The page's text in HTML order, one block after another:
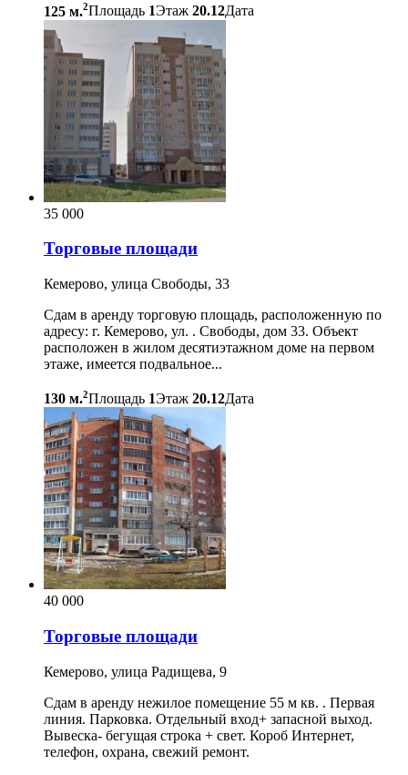
125 м.2Площадь 1Этаж 20.12Дата
35 000
Торговые площади
Кемерово, улица Свободы, 33
Сдам в аренду торговую площадь, расположенную по
адресу: г. Кемерово, ул. . Свободы, дом 33. Объект
расположен в жилом десятиэтажном доме на первом
этаже, имеется подвальное...
130 м.2Площадь 1Этаж 20.12Дата
40 000
Торговые площади
Кемерово, улица Радищева, 9
Сдам в аренду нежилое помещение 55 м кв. . Первая
линия. Парковка. Отдельный вход+ запасной выход.
Вывеска- бегущая строка + свет. Короб Интернет,
телефон, охрана, свежий ремонт.